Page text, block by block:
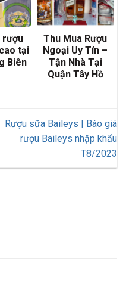
rượu
tại
Biên
Thu Mua Rượu
Ngoại Uy Tín –
Tận Nhà Tại
Quận Tây Hồ
Rượu sữa Baileys | Báo giá
rượu Baileys nhập khẩu
T8/2023